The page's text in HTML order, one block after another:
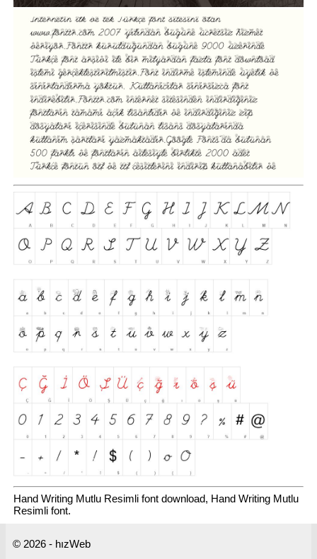
Hand Writing Mutlu Resimli font download, Hand Writing Mutlu
Resimli font.
© 2026 - hızWeb